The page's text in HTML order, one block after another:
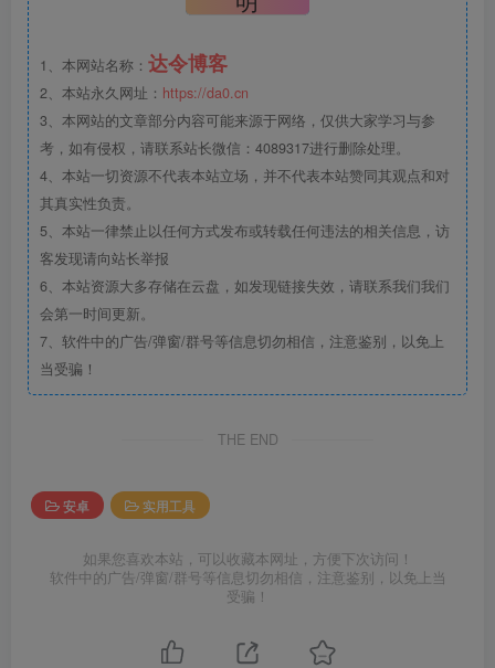
1、本网站名称： 达令博客
2、本站永久网址： https://da0.cn
3、本网站的文章部分内容可能来源于网络，仅供大家学习与参
考，如有侵权，请联系站长微信：4089317进行删除处理。
4、本站一切资源不代表本站立场，并不代表本站赞同其观点和对
其真实性负责。
5、本站一律禁止以任何方式发布或转载任何违法的相关信息，访
客发现请向站长举报
6、本站资源大多存储在云盘，如发现链接失效，请联系我们我们
会第一时间更新。
7、软件中的广告/弹窗/群号等信息切勿相信，注意鉴别，以免上
当受骗！
THE END
安卓 实用工具
如果您喜欢本站，可以收藏本网址，方便下次访问！
软件中的广告/弹窗/群号等信息切勿相信，注意鉴别，以免上当
受骗！